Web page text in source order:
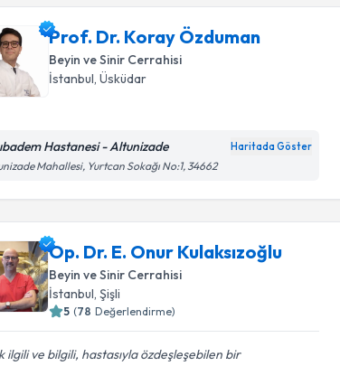
Prof. Dr. Koray Özduman
Beyin ve Sinir Cerrahisi
İstanbul , Üsküdar
Hastanesi - Altunizade Haritada Göster
Mahallesi, Yurtcan Sokağı No:1, 34662
Op. Dr. E. Onur Kulaksızoğlu
Beyin ve Sinir Cerrahisi
İstanbul , Şişli
5 (78 Değerlendirme)
ilgili ve bilgili, hastasıyla özdeşleşebilen bir